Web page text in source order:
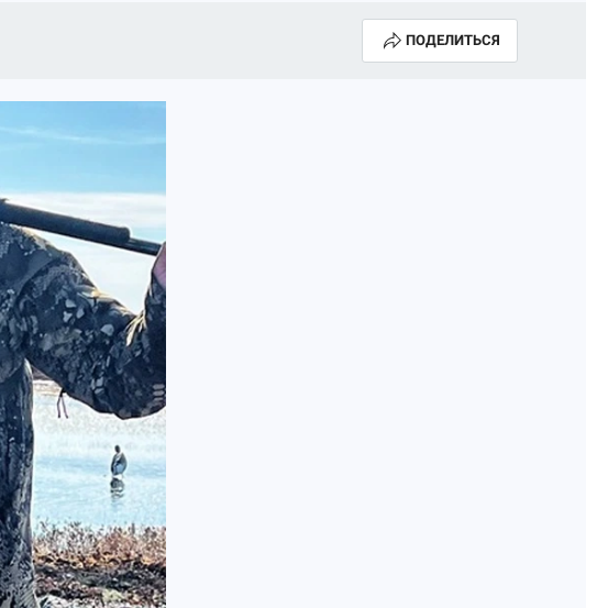
ПОДЕЛИТЬСЯ